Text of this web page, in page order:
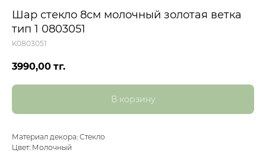
Шар стекло 8см молочный золотая ветка
тип 1 0803051
K0803051
3990,00 тг.
В корзину
Материал декора: Стекло
Цвет: Молочный